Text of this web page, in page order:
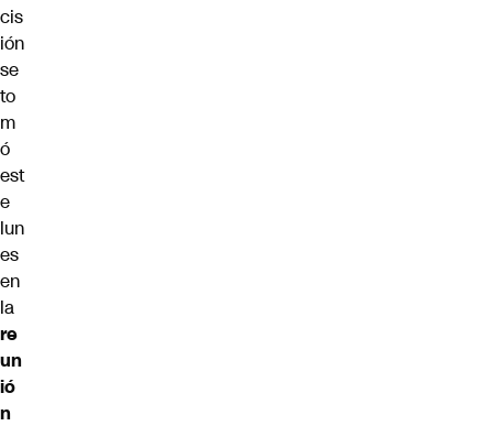
cis
ión
se
to
m
ó
est
e
lun
es
en
la
re
un
ió
n